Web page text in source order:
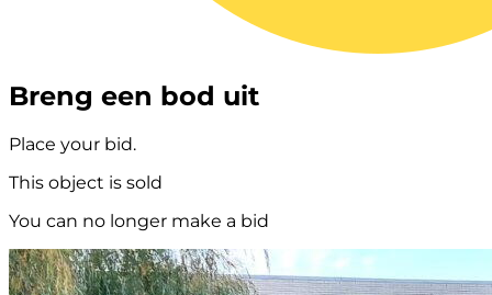
Breng een bod uit
Place your bid.
This object is sold
You can no longer make a bid